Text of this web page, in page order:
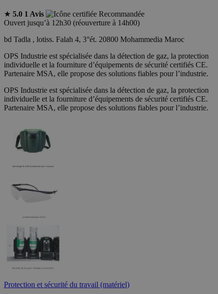
★ 5.0 1 Avis
Recommandée
Ouvert jusqu’à 12h30 (réouverture à 14h00)
bd Tadla , lotiss. Falah 4, 3°ét. 20800 Mohammedia Maroc
OPS Industrie est spécialisée dans la détection de gaz, la protection
individuelle et la fourniture d’équipements de sécurité certifiés CE.
Partenaire MSA, elle propose des solutions fiables pour l’industrie.
OPS Industrie est spécialisée dans la détection de gaz, la protection
individuelle et la fourniture d’équipements de sécurité certifiés CE.
Partenaire MSA, elle propose des solutions fiables pour l’industrie.
Protection et sécurité du travail (matériel)